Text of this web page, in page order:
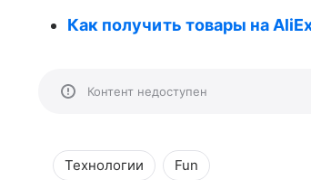
Как получить товары на
Контент недоступен
Технологии Fun